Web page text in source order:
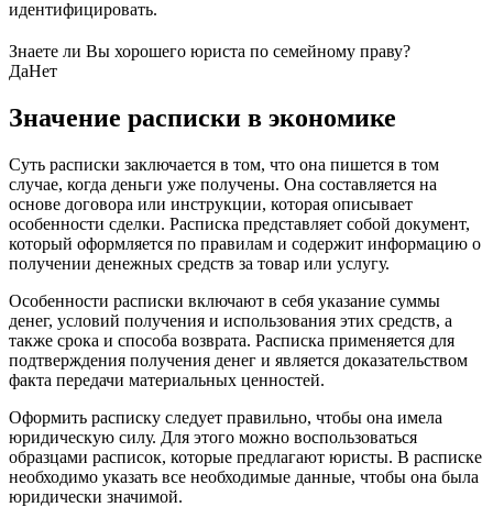
идентифицировать.
Знаете ли Вы хорошего юриста по семейному праву?
ДаНет
Значение расписки в экономике
Суть расписки заключается в том, что она пишется в том
случае, когда деньги уже получены. Она составляется на
основе договора или инструкции, которая описывает
особенности сделки. Расписка представляет собой документ,
который оформляется по правилам и содержит информацию о
получении денежных средств за товар или услугу.
Особенности расписки включают в себя указание суммы
денег, условий получения и использования этих средств, а
также срока и способа возврата. Расписка применяется для
подтверждения получения денег и является доказательством
факта передачи материальных ценностей.
Оформить расписку следует правильно, чтобы она имела
юридическую силу. Для этого можно воспользоваться
образцами расписок, которые предлагают юристы. В расписке
необходимо указать все необходимые данные, чтобы она была
юридически значимой.